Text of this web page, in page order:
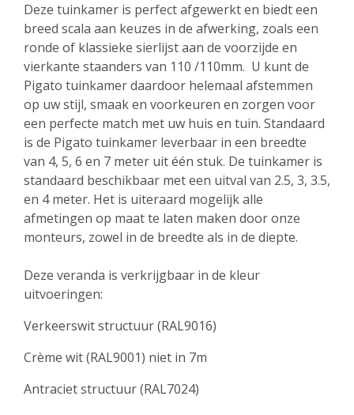
Deze tuinkamer is perfect afgewerkt en biedt een
breed scala aan keuzes in de afwerking, zoals een
ronde of klassieke sierlijst aan de voorzijde en
vierkante staanders van 110 /110mm. U kunt de
Pigato tuinkamer daardoor helemaal afstemmen
op uw stijl, smaak en voorkeuren en zorgen voor
een perfecte match met uw huis en tuin. Standaard
is de Pigato tuinkamer leverbaar in een breedte
van 4, 5, 6 en 7 meter uit één stuk. De tuinkamer is
standaard beschikbaar met een uitval van 2.5, 3, 3.5,
en 4 meter. Het is uiteraard mogelijk alle
afmetingen op maat te laten maken door onze
monteurs, zowel in de breedte als in de diepte.
Deze veranda is verkrijgbaar in de kleur
uitvoeringen:
Verkeerswit structuur (RAL9016)
Crème wit (RAL9001) niet in 7m
Antraciet structuur (RAL7024)